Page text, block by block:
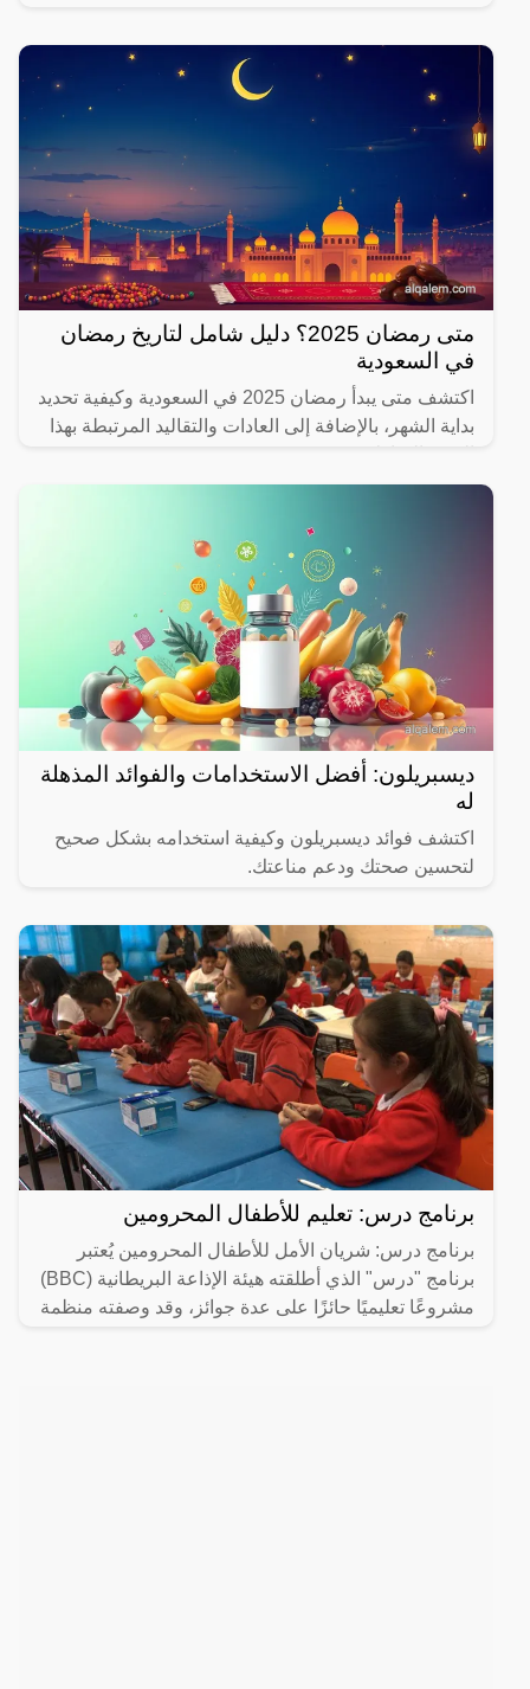
متى رمضان 2025؟ دليل شامل لتاريخ رمضان
في السعودية
اكتشف متى يبدأ رمضان 2025 في السعودية وكيفية تحديد
بداية الشهر، بالإضافة إلى العادات والتقاليد المرتبطة بهذا
ديسبريلون: أفضل الاستخدامات والفوائد المذهلة
له
اكتشف فوائد ديسبريلون وكيفية استخدامه بشكل صحيح
لتحسين صحتك ودعم مناعتك.
برنامج درس: تعليم للأطفال المحرومين
برنامج درس: شريان الأمل للأطفال المحرومين يُعتبر
برنامج "درس" الذي أطلقته هيئة الإذاعة البريطانية (BBC)
مشروعًا تعليميًا حائزًا على عدة جوائز، وقد وصفته منظمة